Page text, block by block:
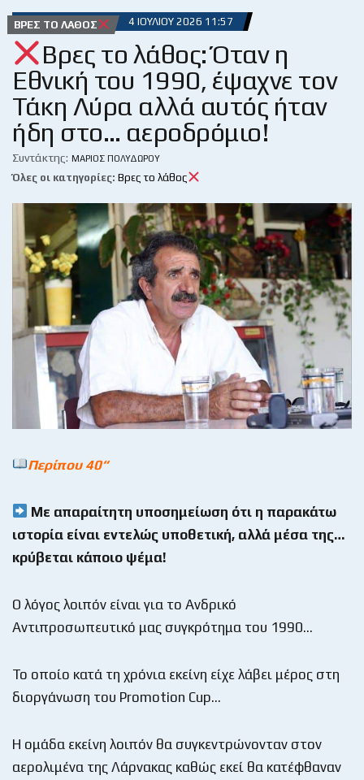
ΒΡΕΣ ΤΟ ΛΆΘΟΣ 4 ΙΟΥΛΊΟΥ 2026 11:57
Βρες το λάθος: Όταν η
Εθνική του 1990, έψαχνε τον
Τάκη Λύρα αλλά αυτός ήταν
ήδη στο… αεροδρόμιο!
Συντάκτης: ΜΆΡΙΟΣ ΠΟΛΥΔΏΡΟΥ
Όλες οι κατηγορίες: Βρες το λάθος
Περίπου 40“
Με απαραίτητη υποσημείωση ότι η παρακάτω
ιστορία είναι εντελώς υποθετική, αλλά μέσα της…
κρύβεται κάποιο ψέμα!
Ο λόγος λοιπόν είναι για το Ανδρικό
Αντιπροσωπευτικό μας συγκρότημα του 1990…
Το οποίο κατά τη χρόνια εκείνη είχε λάβει μέρος στη
διοργάνωση του Promotion Cup…
H ομάδα εκείνη λοιπόν θα συγκεντρώνονταν στον
αερολιμένα της Λάρνακας καθώς εκεί θα κατέφθαναν